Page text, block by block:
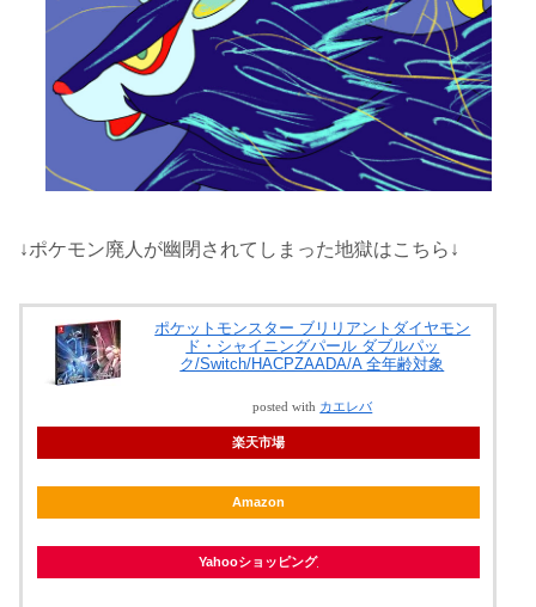
↓ポケモン廃人が幽閉されてしまった地獄はこちら↓
ポケットモンスター ブリリアントダイヤモン
ド・シャイニングパール ダブルパッ
ク/Switch/HACPZAADA/A 全年齢対象
posted with カエレバ
楽天市場
Amazon
Yahooショッピング